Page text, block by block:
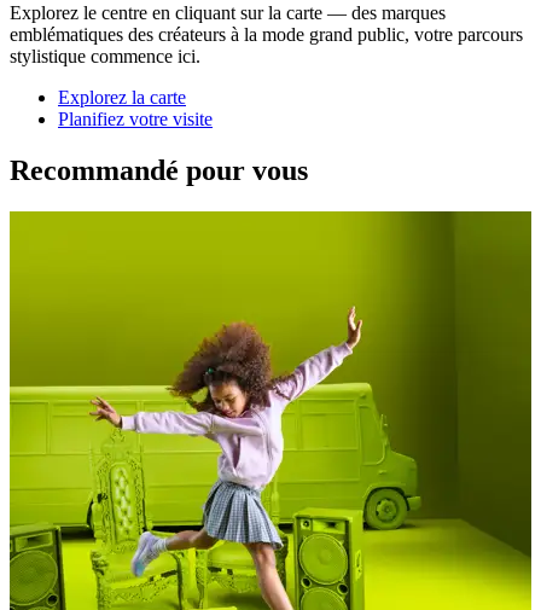
Explorez le centre en cliquant sur la carte — des marques
emblématiques des créateurs à la mode grand public, votre parcours
stylistique commence ici.
Explorez la carte
Planifiez votre visite
Recommandé pour vous